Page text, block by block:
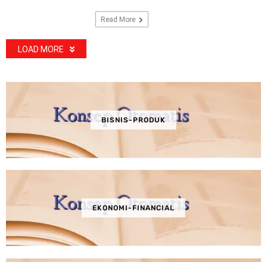
Read More
LOAD MORE
BISNIS-PRODUK
EKONOMI-FINANCIAL